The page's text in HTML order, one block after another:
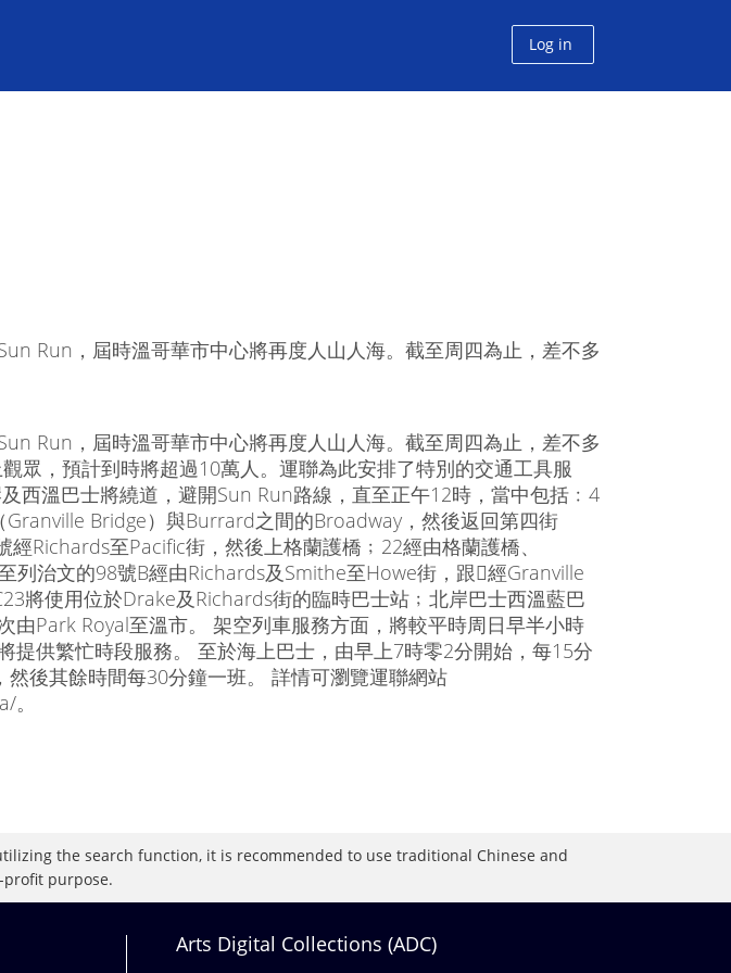
Log in
Run，屆時溫哥華市中心將再度人山人海。截至周四為止，差不多
Run，屆時溫哥華市中心將再度人山人海。截至周四為止，差不多
眾，預計到時將超過10萬人。運聯為此安排了特別的交通工具服
西溫巴士將繞道，避開Sun Run路線，直至正午12時，當中包括﹕4
Bridge）與Burrard之間的Broadway，然後返回第四街
經Richards至Pacific街，然後上格蘭護橋﹔22經由格蘭護橋、
列治文的98號B經由Richards及Smithe至Howe街，跟經Granville
將使用位於Drake及Richards街的臨時巴士站﹔北岸巴士西溫藍巴
由Park Royal至溫市。 架空列車服務方面，將較平時周日早半小時
提供繁忙時段服務。 至於海上巴士，由早上7時零2分開始，每15分
後其餘時間每30分鐘一班。 詳情可瀏覽運聯網站
the search function, it is recommended to use traditional Chinese and
profit purpose.
Arts Digital Collections (ADC)